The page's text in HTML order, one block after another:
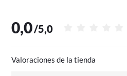
0,0/5,0
Valoraciones de la tienda